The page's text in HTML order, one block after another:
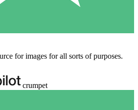
for images for all sorts of purposes.
crumpet